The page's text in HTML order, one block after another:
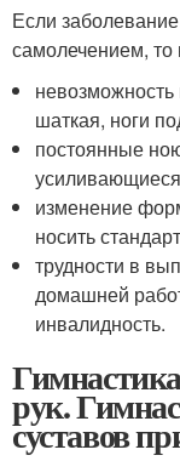
Если
самолечением,
шаткая, ноги
постоянные
изменение
носить
трудности в
домашней
инвалидность.
рук.
суставов